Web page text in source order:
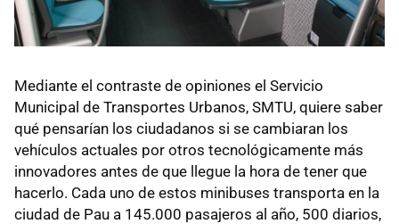
Mediante el contraste de opiniones el Servicio
Municipal de Transportes Urbanos, SMTU, quiere saber
qué pensarían los ciudadanos si se cambiaran los
vehículos actuales por otros tecnológicamente más
innovadores antes de que llegue la hora de tener que
hacerlo. Cada uno de estos minibuses transporta en la
ciudad de Pau a 145.000 pasajeros al año, 500 diarios,